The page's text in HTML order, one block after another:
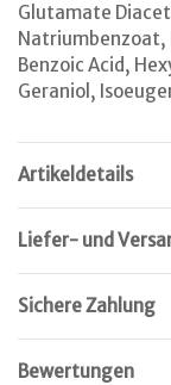
Glutamate
Natriumbenzoat,
Benzoic Acid,
Geraniol,
Artikeldetails
Liefer- und
Sichere Zahlung
Bewertungen